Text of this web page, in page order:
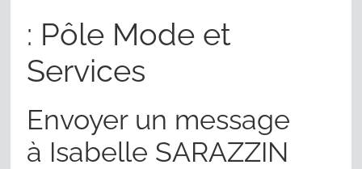
: Pôle Mode et
Services
Envoyer un message
à Isabelle SARAZZIN